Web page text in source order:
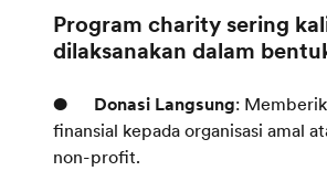
Program charity sering
dilaksanakan dalam
● Donasi Langsung:
finansial kepada organisasi amal
non-profit.